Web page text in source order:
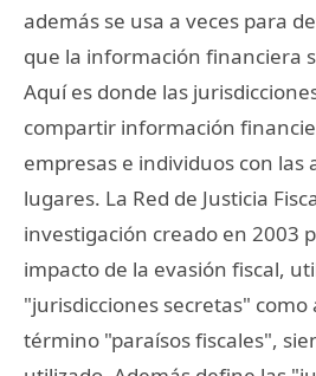
además se usa a veces para
que la información financiera
Aquí es donde las
compartir información
empresas e individuos con las
lugares. La Red de Justicia
investigación creado en 2003
impacto de la evasión fiscal,
"jurisdicciones secretas"
término "paraísos fiscales",